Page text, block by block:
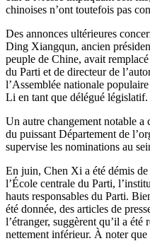
chinoises n’ont toutefois pas
Des annonces ultérieures
Ding Xiangqun, ancien
peuple de Chine, avait
du Parti et de directeur de
l’Assemblée nationale
Li en tant que délégué législatif.
Un autre changement notable
du puissant Département de
supervise les nominations au
En juin, Chen Xi a été démis
l’École centrale du Parti,
hauts responsables du Parti.
été donnée, des articles de
l’étranger, suggèrent qu’il a été
nettement inférieur. À noter